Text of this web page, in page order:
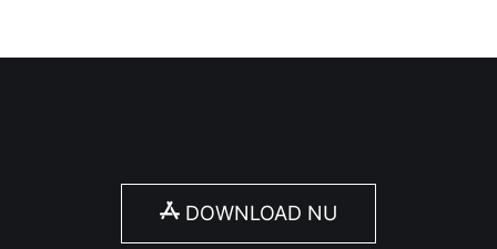
DOWNLOAD NU